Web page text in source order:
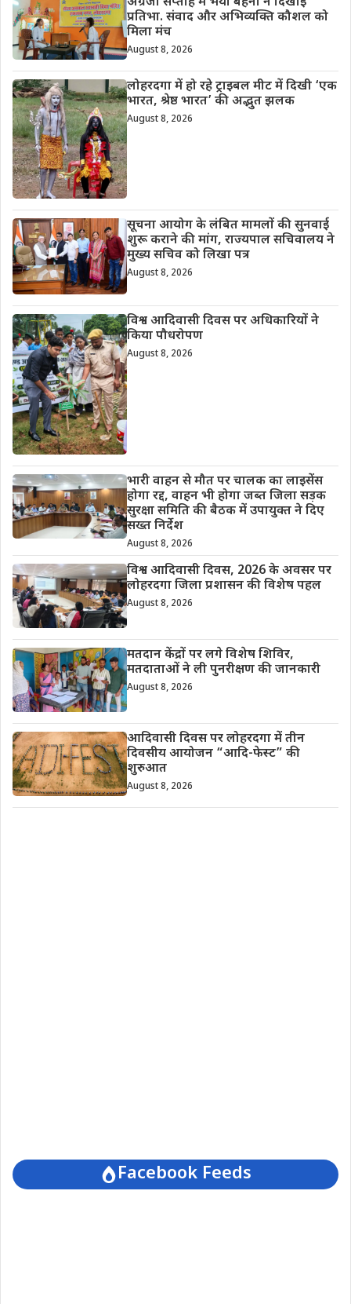
प्रतिभा. संवाद और अभिव्यक्ति कौशल को
मिला मंच
August 8, 2026
लोहरदगा में हो रहे ट्राइबल मीट में दिखी ‘एक
भारत, श्रेष्ठ भारत’ की अद्भुत झलक
August 8, 2026
सूचना आयोग के लंबित मामलों की सुनवाई
शुरू कराने की मांग, राज्यपाल सचिवालय ने
मुख्य सचिव को लिखा पत्र
August 8, 2026
विश्व आदिवासी दिवस पर अधिकारियों ने
किया पौधरोपण
August 8, 2026
भारी वाहन से मौत पर चालक का लाइसेंस
होगा रद्द, वाहन भी होगा जब्त जिला सड़क
सुरक्षा समिति की बैठक में उपायुक्त ने दिए
सख्त निर्देश
August 8, 2026
विश्व आदिवासी दिवस, 2026 के अवसर पर
लोहरदगा जिला प्रशासन की विशेष पहल
August 8, 2026
मतदान केंद्रों पर लगे विशेष शिविर,
मतदाताओं ने ली पुनरीक्षण की जानकारी
August 8, 2026
आदिवासी दिवस पर लोहरदगा में तीन
दिवसीय आयोजन “आदि-फेस्ट” की
शुरुआत
August 8, 2026
Facebook Feeds